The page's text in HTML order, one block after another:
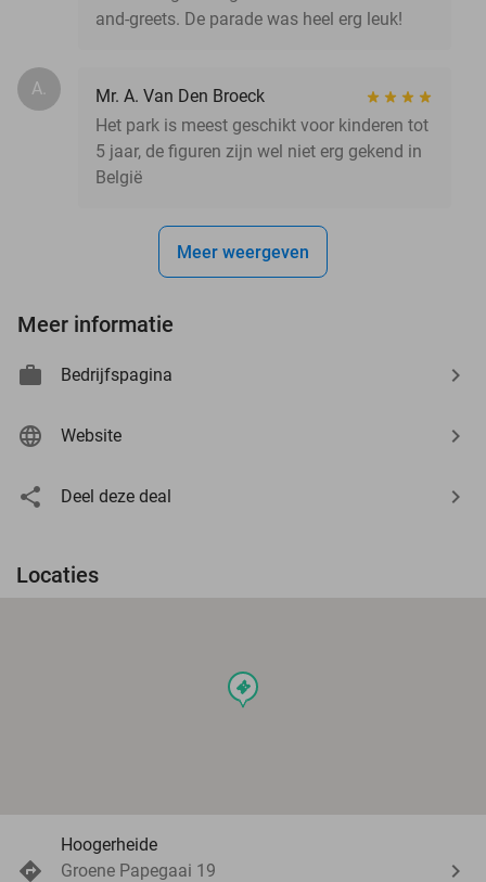
and-greets. De parade was heel erg leuk!
A.
Mr. A. Van Den Broeck
Het park is meest geschikt voor kinderen tot
5 jaar, de figuren zijn wel niet erg gekend in
België
Meer weergeven
Meer informatie
Bedrijfspagina
Website
Deel deze deal
Locaties
events
Hoogerheide
Groene Papegaai 19